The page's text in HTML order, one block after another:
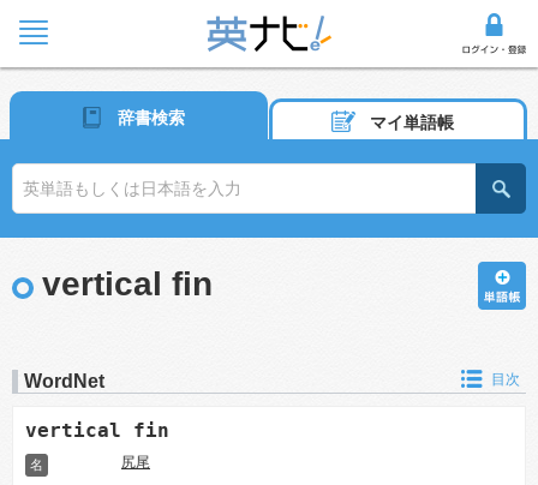
辞書検索 マイ単語帳
vertical fin
WordNet 目次
vertical fin
名 尻尾